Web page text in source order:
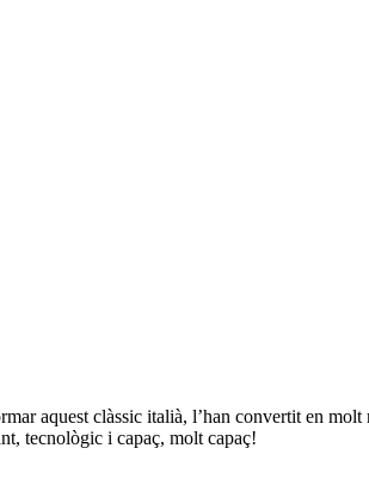
aquest clàssic italià, l’han convertit en
tecnològic i capaç, molt capaç!